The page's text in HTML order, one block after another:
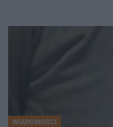
WIADOMOŚCI